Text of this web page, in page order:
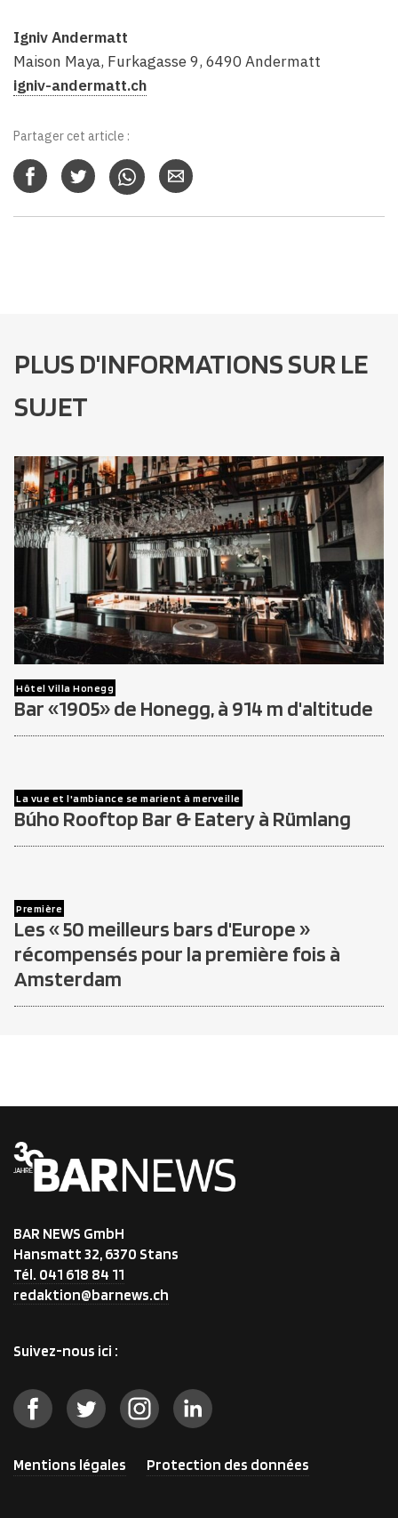
Igniv Andermatt
Maison Maya, Furkagasse 9, 6490 Andermatt
igniv-andermatt.ch
Partager cet article :
PLUS D'INFORMATIONS SUR LE
SUJET
Hôtel Villa Honegg
Bar «1905» de Honegg, à 914 m d'altitude
La vue et l'ambiance se marient à merveille
Búho Rooftop Bar & Eatery à Rümlang
Première
Les « 50 meilleurs bars d'Europe »
récompensés pour la première fois à
Amsterdam
BAR NEWS GmbH
Hansmatt 32, 6370 Stans
Tél. 041 618 84 11
redaktion@barnews.ch
Suivez-nous ici :
Mentions légales Protection des données